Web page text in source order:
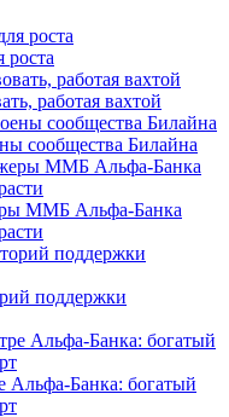
роста
работая вахтой
сообщества Билайна
ММБ Альфа-Банка
поддержки
Альфа-Банка: богатый